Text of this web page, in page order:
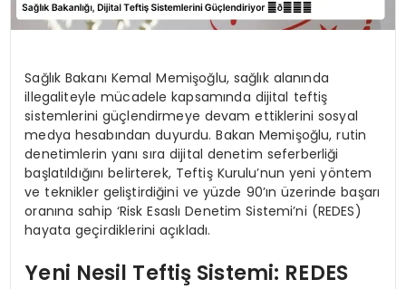
Sağlık Bakanı Kemal Memişoğlu, sağlık alanında
illegaliteyle mücadele kapsamında dijital teftiş
sistemlerini güçlendirmeye devam ettiklerini sosyal
medya hesabından duyurdu. Bakan Memişoğlu, rutin
denetimlerin yanı sıra dijital denetim seferberliği
başlatıldığını belirterek, Teftiş Kurulu’nun yeni yöntem
ve teknikler geliştirdiğini ve yüzde 90’ın üzerinde başarı
oranına sahip ‘Risk Esaslı Denetim Sistemi’ni (REDES)
hayata geçirdiklerini açıkladı.
Yeni Nesil Teftiş Sistemi: REDES